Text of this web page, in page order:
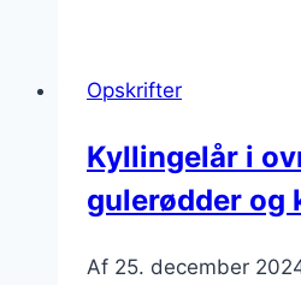
Opskrifter
Kyllingelår i
gulerødder og
Af 25. december